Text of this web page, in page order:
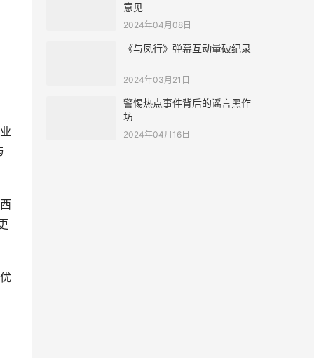
意见
2024年04月08日
《与凤行》弹幕互动量破纪录
2024年03月21日
警惕热点事件背后的谣言黑作
坊
2024年04月16日